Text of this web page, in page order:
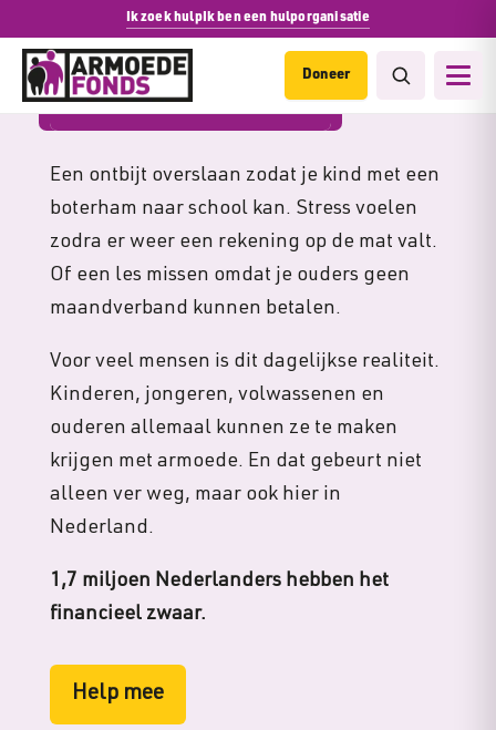
Ik zoek hulpIk ben een hulporganisatie
Doneer
Armoede in Nederland
Een ontbijt overslaan zodat je kind met een
boterham naar school kan. Stress voelen
zodra er weer een rekening op de mat valt.
Of een les missen omdat je ouders geen
maandverband kunnen betalen.
Voor veel mensen is dit dagelijkse realiteit.
Kinderen, jongeren, volwassenen en
ouderen allemaal kunnen ze te maken
krijgen met armoede. En dat gebeurt niet
alleen ver weg, maar ook hier in
Nederland.
1,7 miljoen Nederlanders hebben het
financieel zwaar.
Help mee